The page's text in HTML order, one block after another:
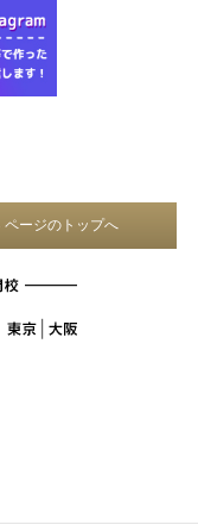
ページのトップへ